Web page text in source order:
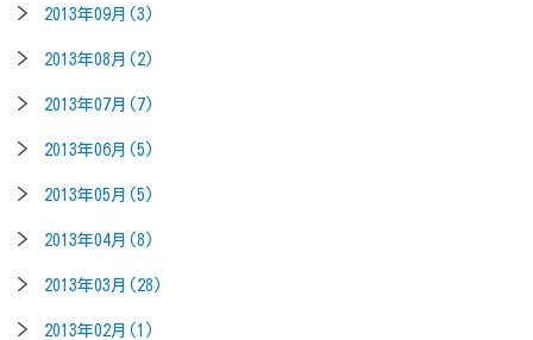
2013年09月(3)
2013年08月(2)
2013年07月(7)
2013年06月(5)
2013年05月(5)
2013年04月(8)
2013年03月(28)
2013年02月(1)